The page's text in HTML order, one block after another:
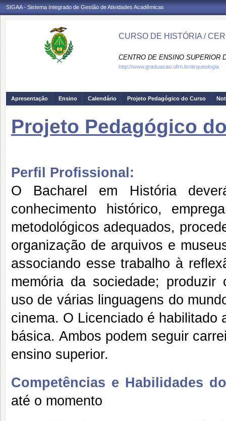
SIGAA - Sistema Integrado de Gestão de Atividades Acadêmicas
CURSO DE HISTÓRIA /
CENTRO DE ENSINO SUPERIOR
http://www.graduacao.ufrn.br/arqueologia
Apresentação Ensino Calendário Projeto Pedagógico do Curso
Projeto Pedagógico
Perfil Profissional:
O Bacharel em História
conhecimento histórico,
metodológicos adequados,
organização de arquivos e
associando esse trabalho à
memória da sociedade; produzir
uso de várias linguagens do
cinema. O Licenciado é habilitado
básica. Ambos podem seguir
ensino superior.
Competências e Habilidades
até o momento